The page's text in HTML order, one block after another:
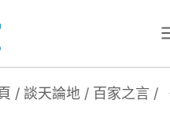
/ 談天論地 / 百家之言 /